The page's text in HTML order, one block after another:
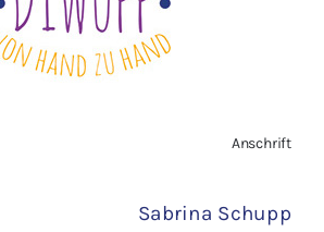
Anschrift
Sabrina Schupp